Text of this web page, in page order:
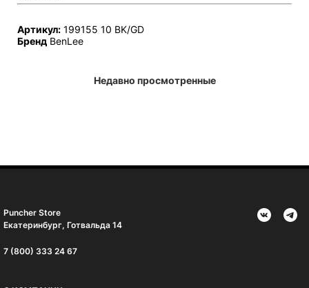
Артикул: 199155 10 BK/GD
Бренд BenLee
Недавно просмотренные
Puncher Store
Екатеринбург, Готвальда 14
7 (800) 333 24 67